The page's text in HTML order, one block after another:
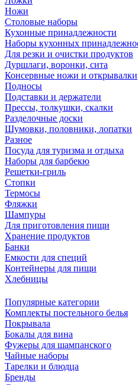
Ножи
Столовые наборы
Кухонные принадлежности
Наборы кухонных
Для резки и очистки продуктов
Дуршлаги, воронки, сита
Консервные ножи и открывалки
Подносы
Подставки и держатели
Прессы, толкушки, скалки
Разделочные доски
Шумовки, половники, лопатки
Разное
Посуда для туризма и отдыха
Наборы для барбекю
Решетки-гриль
Стопки
Термосы
Фляжки
Шампуры
Для приготовления пищи
Хранение продуктов
Банки
Емкости для специй
Контейнеры для пищи
Хлебницы
Популярные категории
Комплекты постельного белья
Покрывала
Бокалы для вина
Фужеры для шампанского
Чайные наборы
Тарелки и блюдца
Бренды